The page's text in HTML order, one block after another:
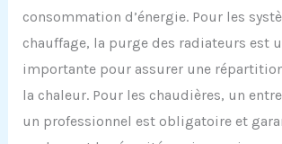
consommation d’énergie. Pour les
chauffage, la purge des radiateurs est
importante pour assurer une
la chaleur. Pour les chaudières, un
un professionnel est obligatoire et